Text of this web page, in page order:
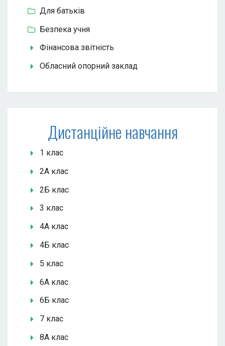
Для батьків
Безпека учня
Фінансова звітність
Обласний опорний заклад
Дистанційне навчання
1 клас
2А клас
2Б клас
3 клас
4А клас
4Б клас
5 клас
6А клас
6Б клас
7 клас
8А клас